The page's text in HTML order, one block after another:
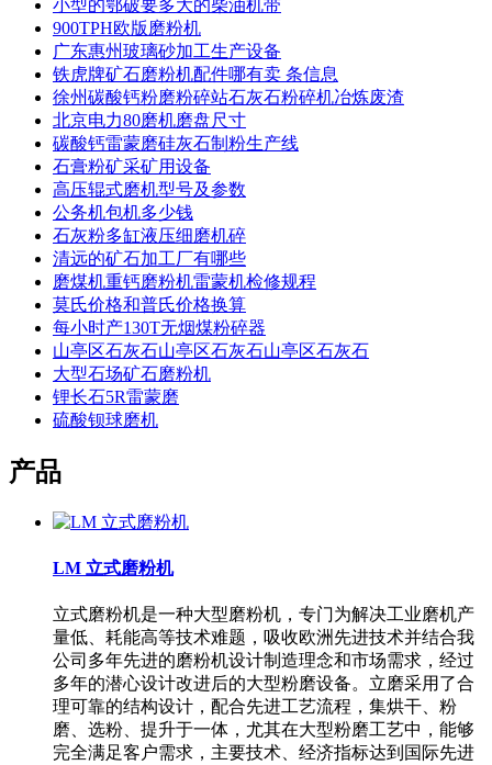
小型的鄂破要多大的柴油机带
900TPH欧版磨粉机
广东惠州玻璃砂加工生产设备
铁虎牌矿石磨粉机配件哪有卖 条信息
徐州碳酸钙粉磨粉碎站石灰石粉碎机冶炼废渣
北京电力80磨机磨盘尺寸
碳酸钙雷蒙磨硅灰石制粉生产线
石膏粉矿采矿用设备
高压辊式磨机型号及参数
公务机包机多少钱
石灰粉多缸液压细磨机碎
清远的矿石加工厂有哪些
磨煤机重钙磨粉机雷蒙机检修规程
莫氏价格和普氏价格换算
每小时产130T无烟煤粉碎器
山亭区石灰石山亭区石灰石山亭区石灰石
大型石场矿石磨粉机
锂长石5R雷蒙磨
硫酸钡球磨机
产品
LM 立式磨粉机
立式磨粉机是一种大型磨粉机，专门为解决工业磨机产
量低、耗能高等技术难题，吸收欧洲先进技术并结合我
公司多年先进的磨粉机设计制造理念和市场需求，经过
多年的潜心设计改进后的大型粉磨设备。立磨采用了合
理可靠的结构设计，配合先进工艺流程，集烘干、粉
磨、选粉、提升于一体，尤其在大型粉磨工艺中，能够
完全满足客户需求，主要技术、经济指标达到国际先进